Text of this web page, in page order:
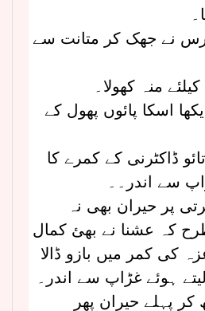
نے جھک کر متانت سے
منہ کھولا۔
اسکا پائوں پھول کے
ڈاکٹرنی کے کمرے کا
سے اندر۔۔
پر حیران بھی نہ
کہ عشنا نے بھئ کمال
کی کمر میں بازو ڈالا
ہوئے غڑاپ سے اندر۔
کر پہلے حیران پھر